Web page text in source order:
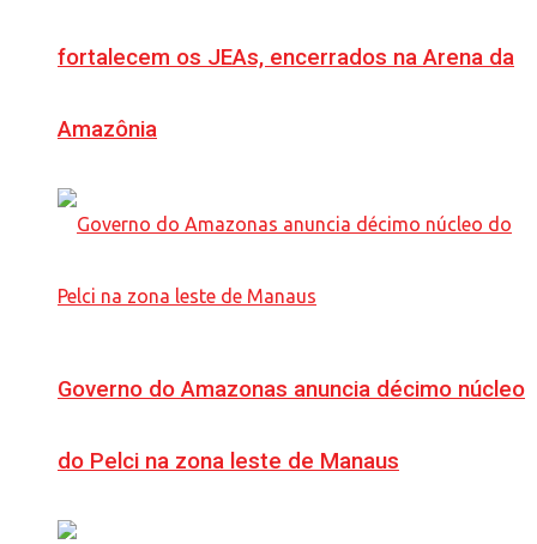
fortalecem os JEAs, encerrados na Arena da
Amazônia
Governo do Amazonas anuncia décimo núcleo
do Pelci na zona leste de Manaus